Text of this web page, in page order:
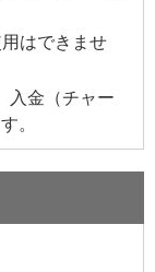
はできませ
入金（チャー
。